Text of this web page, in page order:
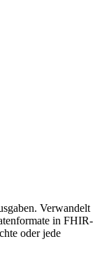
Verwandelt
in FHIR-
oder jede